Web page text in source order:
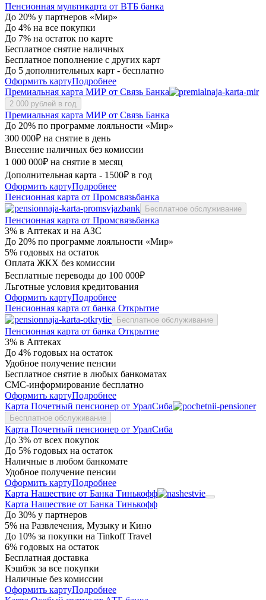
Пенсионная мультикарта от ВТБ банка
До 20% у партнеров «Мир»
До 4% на все покупки
До 7% на остаток по карте
Бесплатное снятие наличных
Бесплатное пополнение с других карт
До 5 дополнительных карт - бесплатно
Оформить картуПодробнее
Премиальная карта МИР от Связь Банка
2 000 рублей в год
Премиальная карта МИР от Связь Банка
До 20% по программе лояльности «Мир»
300 000₽ на снятие в день
Внесение наличных без комиссии
1 000 000₽ на снятие в месяц
Дополнительная карта - 1500₽ в год
Оформить картуПодробнее
Пенсионная карта от Промсвязьбанка
Бесплатное обслуживание
Пенсионная карта от Промсвязьбанка
3% в Аптеках и на АЗС
До 20% по программе лояльности «Мир»
5% годовых на остаток
Оплата ЖКХ без комиссии
Бесплатные переводы до 100 000₽
Льготные условия кредитования
Оформить картуПодробнее
Пенсионная карта от банка Открытие
Бесплатное обслуживание
Пенсионная карта от банка Открытие
3% в Аптеках
До 4% годовых на остаток
Удобное получение пенсии
Бесплатное снятие в любых банкоматах
СМС-информирование бесплатно
Оформить картуПодробнее
Карта Почетный пенсионер от УралСиба
Бесплатное обслуживание
Карта Почетный пенсионер от УралСиба
До 3% от всех покупок
До 5% годовых на остаток
Наличные в любом банкомате
Удобное получение пенсии
Оформить картуПодробнее
Карта Нашествие от Банка Тинькофф
Карта Нашествие от Банка Тинькофф
До 30% у партнеров
5% на Развлечения, Музыку и Кино
До 10% за покупки на Tinkoff Travel
6% годовых на остаток
Бесплатная доставка
Кэшбэк за все покупки
Наличные без комиссии
Оформить картуПодробнее